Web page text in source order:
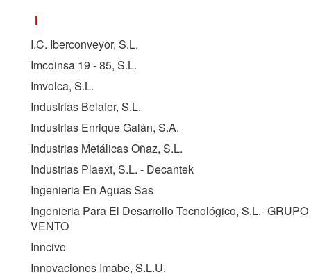
I
I.C. Iberconveyor, S.L.
Imcoinsa 19 - 85, S.L.
Imvolca, S.L.
Industrias Belafer, S.L.
Industrias Enrique Galán, S.A.
Industrias Metálicas Oñaz, S.L.
Industrias Plaext, S.L. - Decantek
Ingenieria En Aguas Sas
Ingenieria Para El Desarrollo Tecnológico, S.L.- GRUPO
VENTO
Inncive
Innovaciones Imabe, S.L.U.